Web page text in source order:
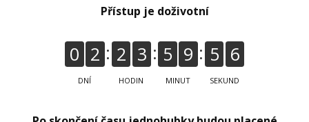
Přístup je doživotní
0 2
DNÍ
2 3
HODIN
5 9
MINUT
5
5
SEKUND